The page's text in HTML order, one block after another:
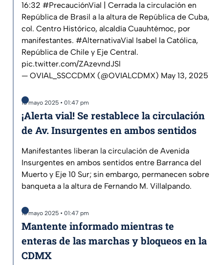
16:32 #PrecauciónVial | Cerrada la circulación en
República de Brasil a la altura de República de Cuba,
col. Centro Histórico, alcaldía Cuauhtémoc, por
manifestantes. #AlternativaVial Isabel la Católica,
República de Chile y Eje Central.
pic.twitter.com/ZAzevndJSl
— OVIAL_SSCCDMX (@OVIALCDMX) May 13, 2025
13 mayo 2025 • 01:47 pm
¡Alerta vial! Se restablece la circulación
de Av. Insurgentes en ambos sentidos
Manifestantes liberan la circulación de Avenida
Insurgentes en ambos sentidos entre Barranca del
Muerto y Eje 10 Sur; sin embargo, permanecen sobre
banqueta a la altura de Fernando M. Villalpando.
13 mayo 2025 • 01:47 pm
Mantente informado mientras te
enteras de las marchas y bloqueos en la
CDMX